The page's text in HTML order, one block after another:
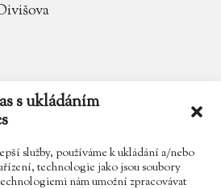
s ukládáním
služby, používáme k ukládání a/nebo
technologie jako jsou soubory
nám umožní zpracovávat